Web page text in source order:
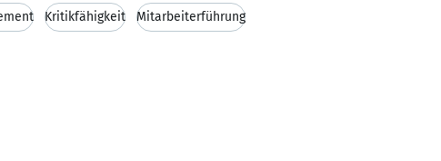
Kritikfähigkeit Mitarbeiterführung